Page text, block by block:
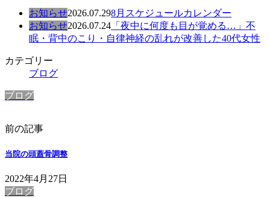
お知らせ2026.07.298月スケジュールカレンダー
お知らせ2026.07.24 「夜中に何度も目が覚める…」不
眠・背中のこり・自律神経の乱れが改善した40代女性
カテゴリー
ブログ
ブログ
前の記事
当院の頭蓋骨調整
2022年4月27日
ブログ